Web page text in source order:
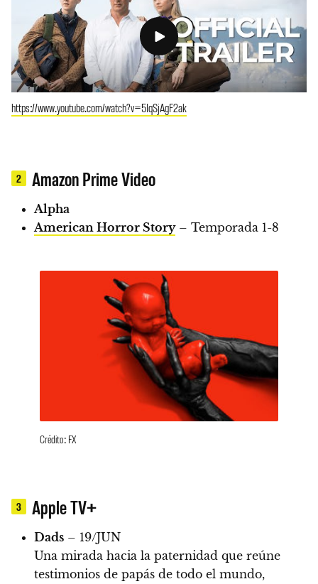
https://www.youtube.com/watch?v=5IqSjAgF2ak
2 Amazon Prime Video
Alpha
American Horror Story– Temporada 1-8
Crédito: FX
3 Apple TV+
Dads – 19/JUN
Una mirada hacia la paternidad que reúne
testimonios de papás de todo el mundo,